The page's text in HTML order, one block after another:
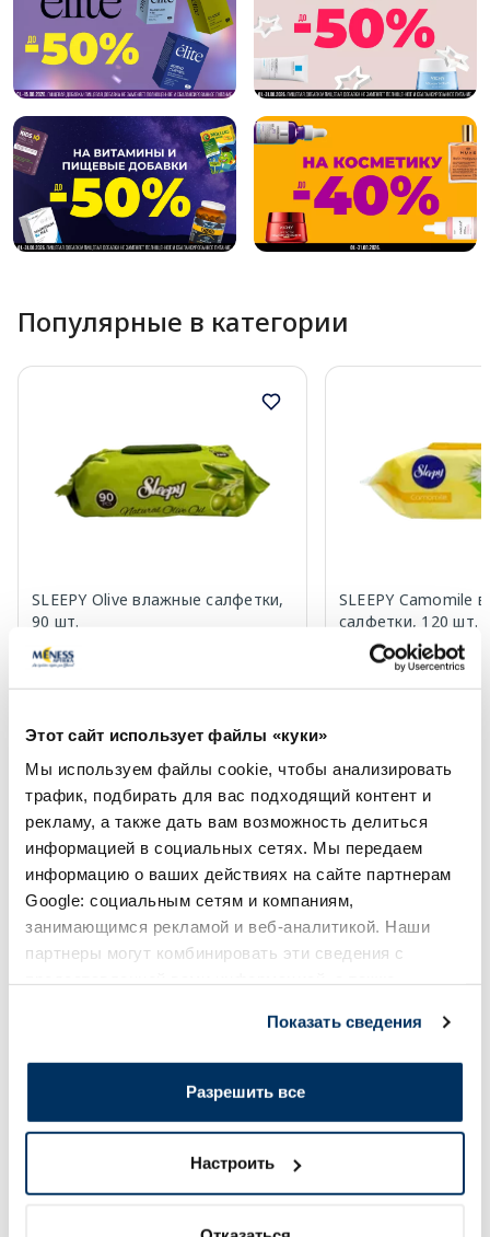
Этот сайт использует файлы «куки»
Мы используем файлы cookie, чтобы анализировать
трафик, подбирать для вас подходящий контент и
рекламу, а также дать вам возможность делиться
информацией в социальных сетях. Мы передаем
информацию о ваших действиях на сайте партнерам
Google: социальным сетям и компаниям,
занимающимся рекламой и веб-аналитикой. Наши
партнеры могут комбинировать эти сведения с
Показать сведения
Разрешить все
Настроить
Популярные в категории
SLEEPY Olive влажные салфетки,
90 шт.
1.59 €
В корзину
SLEEPY Camomile
салфетки, 120 шт.
1.79 €
В
Page 1 of 10
Солнечная защита летом ☀️
Более...
EUCERIN Sun Oil Control SPF 50+
-55%